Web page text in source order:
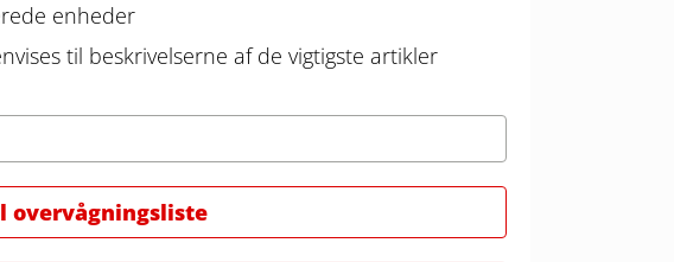
enheder
til beskrivelserne af de vigtigste artikler
overvågningsliste